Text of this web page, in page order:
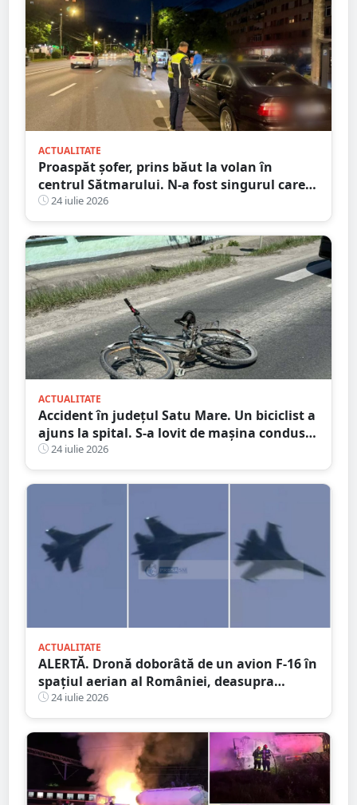
ACTUALITATE
Proaspăt șofer, prins băut la volan în
centrul Sătmarului. N-a fost singurul care a
călcat pe bec
24 iulie 2026
ACTUALITATE
Accident în județul Satu Mare. Un biciclist a
ajuns la spital. S-a lovit de mașina condusă
de un tânăr șofer
24 iulie 2026
ACTUALITATE
ALERTĂ. Dronă doborâtă de un avion F-16 în
spațiul aerian al României, deasupra
județului Buzău
24 iulie 2026